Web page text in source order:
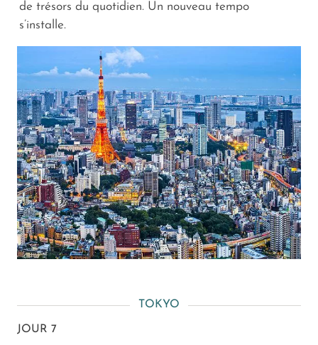
de trésors du quotidien. Un nouveau tempo
s’installe.
TOKYO
JOUR 7